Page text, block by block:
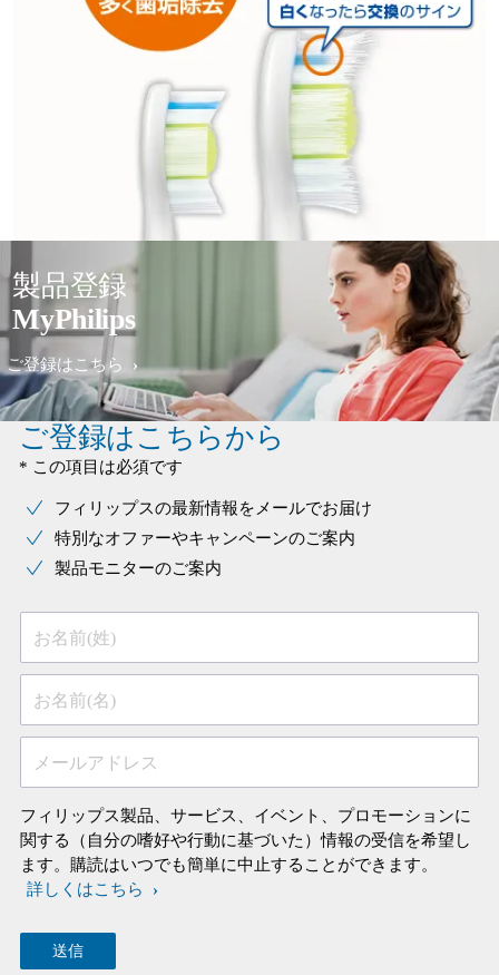
製品登録
MyPhilips
ご登録はこちら
ご登録はこちらから
* この項目は必須です
フィリップスの最新情報をメールでお届け
特別なオファーやキャンペーンのご案内
製品モニターのご案内
お名前(姓)
お名前(名)
メールアドレス
フィリップス製品、サービス、イベント、プロモーションに
関する（自分の嗜好や行動に基づいた）情報の受信を希望し
ます。購読はいつでも簡単に中止することができます。
詳しくはこちら